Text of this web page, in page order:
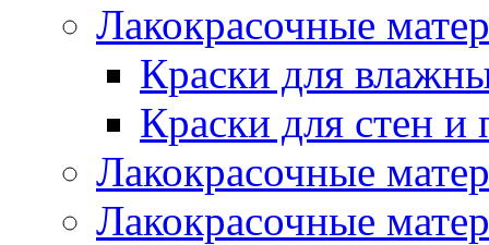
Лакокрасочные
Краски для
Краски для стен и
Лакокрасочные
Лакокрасочные